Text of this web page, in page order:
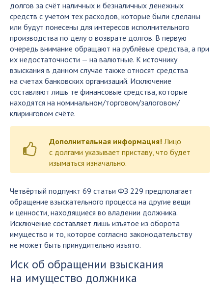
долгов за счёт наличных и безналичных денежных
средств с учётом тех расходов, которые были сделаны
или будут понесены для интересов исполнительного
производства по делу о возврате долгов. В первую
очередь внимание обращают на рублёвые средства, а при
их недостаточности — на валютные. К источнику
взыскания в данном случае также относят средства
на счетах банковских организаций. Исключение
составляют лишь те финансовые средства, которые
находятся на номинальном/торговом/залоговом/
клиринговом счёте.
Дополнительная информация! Лицо
с долгами указывает приставу, что будет
изыматься изначально.
Четвёртый подпункт 69 статьи ФЗ 229 предполагает
обращение взыскательного процесса на другие вещи
и ценности, находящиеся во владении должника.
Исключение составляет лишь изъятое из оборота
имущество и то, которое согласно законодательству
не может быть принудительно изъято.
Иск об обращении взыскания
на имущество должника